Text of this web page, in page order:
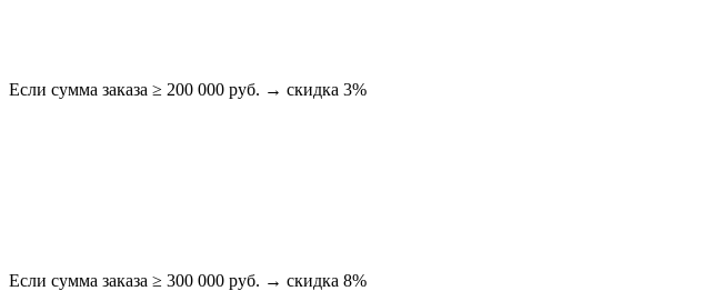
Если сумма заказа ≥ 200 000 руб. → скидка 3%
Если сумма заказа ≥ 300 000 руб. → скидка 8%